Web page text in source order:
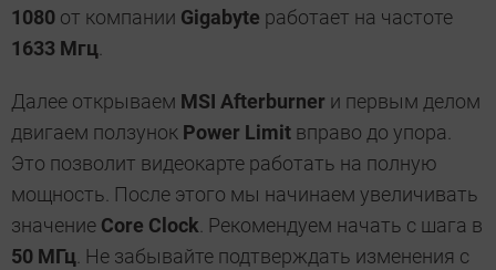
1080 от компании Gigabyte работает на частоте
1633 Мгц.
Далее открываем MSI Afterburner и первым делом
двигаем ползунок Power Limit вправо до упора.
Это позволит видеокарте работать на полную
мощность. После этого мы начинаем увеличивать
значение Core Clock. Рекомендуем начать с шага в
50 МГц. Не забывайте подтверждать изменения с